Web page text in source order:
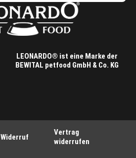
LEONARDO® ist eine Marke der
BEWITAL petfood GmbH & Co. KG
Widerruf
Vertrag
widerrufen